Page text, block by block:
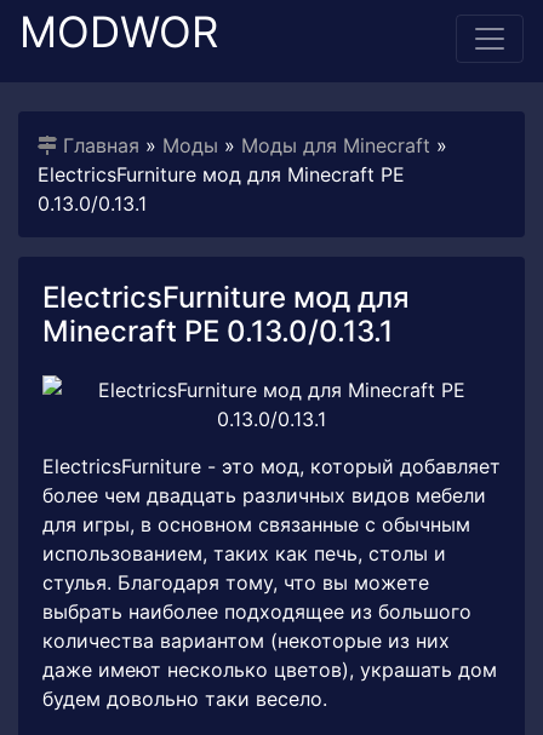
MODWOR
Главная » Моды » Моды для Minecraft »
ElectricsFurniture мод для Minecraft PE
0.13.0/0.13.1
ElectricsFurniture мод для
Minecraft PE 0.13.0/0.13.1
ElectricsFurniture - это мод, который добавляет
более чем двадцать различных видов мебели
для игры, в основном связанные с обычным
использованием, таких как печь, столы и
стулья. Благодаря тому, что вы можете
выбрать наиболее подходящее из большого
количества вариантом (некоторые из них
даже имеют несколько цветов), украшать дом
будем довольно таки весело.